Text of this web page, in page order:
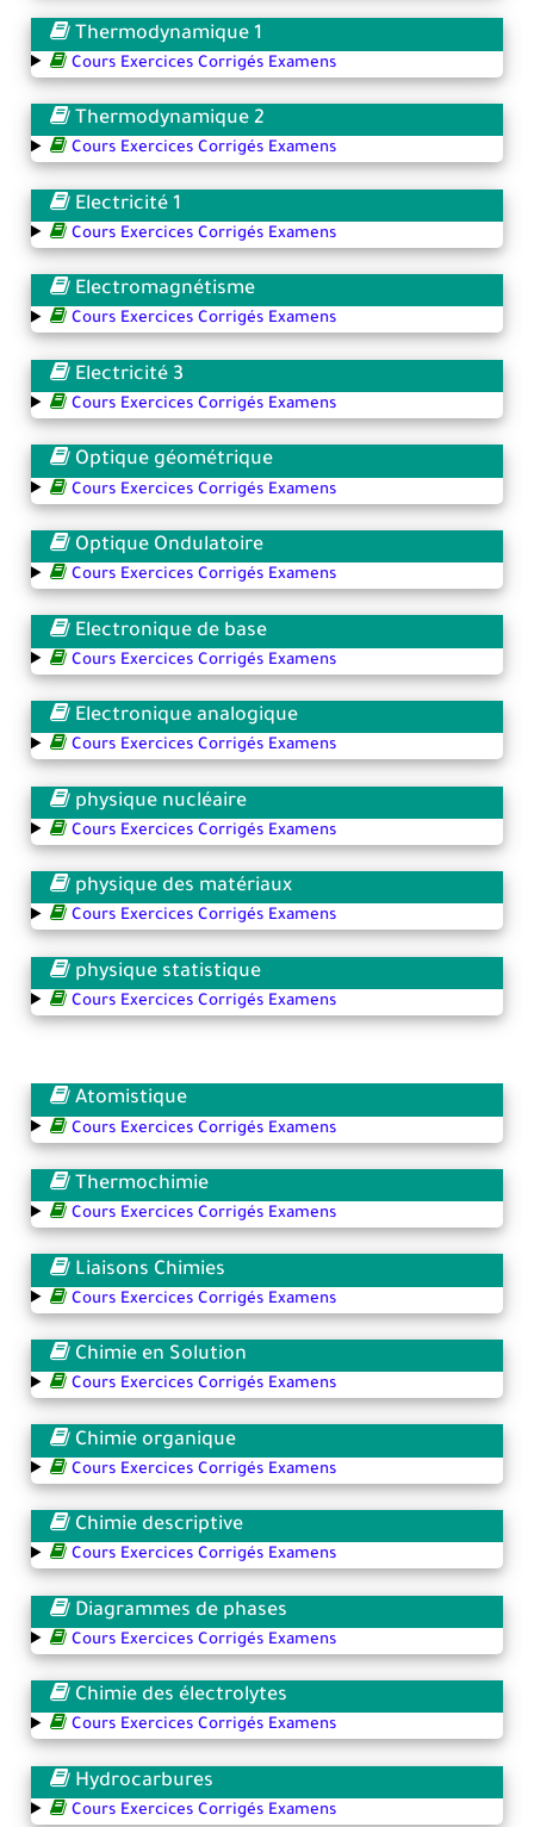
Thermodynamique 1
Cours Exercices Corrigés Examens
Thermodynamique 2
Cours Exercices Corrigés Examens
Electricité 1
Cours Exercices Corrigés Examens
Electromagnétisme
Cours Exercices Corrigés Examens
Electricité 3
Cours Exercices Corrigés Examens
Optique géométrique
Cours Exercices Corrigés Examens
Optique Ondulatoire
Cours Exercices Corrigés Examens
Electronique de base
Cours Exercices Corrigés Examens
Electronique analogique
Cours Exercices Corrigés Examens
physique nucléaire
Cours Exercices Corrigés Examens
physique des matériaux
Cours Exercices Corrigés Examens
physique statistique
Cours Exercices Corrigés Examens
Atomistique
Cours Exercices Corrigés Examens
Thermochimie
Cours Exercices Corrigés Examens
Liaisons Chimies
Cours Exercices Corrigés Examens
Chimie en Solution
Cours Exercices Corrigés Examens
Chimie organique
Cours Exercices Corrigés Examens
Chimie descriptive
Cours Exercices Corrigés Examens
Diagrammes de phases
Cours Exercices Corrigés Examens
Chimie des électrolytes
Cours Exercices Corrigés Examens
Hydrocarbures
Cours Exercices Corrigés Examens